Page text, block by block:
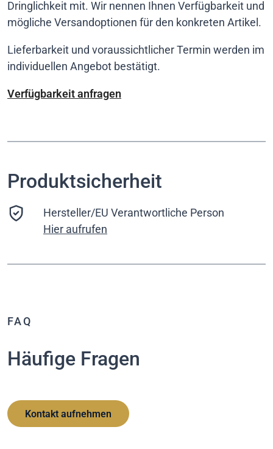
Dringlichkeit mit. Wir nennen Ihnen Verfügbarkeit und
mögliche Versandoptionen für den konkreten Artikel.
Lieferbarkeit und voraussichtlicher Termin werden im
individuellen Angebot bestätigt.
Verfügbarkeit anfragen
Produktsicherheit
Hersteller/EU Verantwortliche Person
Hier aufrufen
FAQ
Häufige Fragen
Kontakt aufnehmen